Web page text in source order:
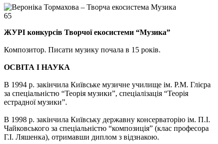
65
ЖУРІ конкурсів Творчої екосистеми “Музика”
Композитор. Писати музику почала в 15 років.
ОСВІТА І НАУКА
В 1994 р. закінчила Київське музичне училище ім. Р.М. Глієра
за спеціальністю “Теорія музики”, спеціалізація “Теорія
естрадної музики”.
В 1998 р. закінчила Київську державну консерваторію ім. П.І.
Чайковського за спеціальністю “композиція” (клас професора
Г.І. Ляшенка), отримавши диплом з відзнакою.